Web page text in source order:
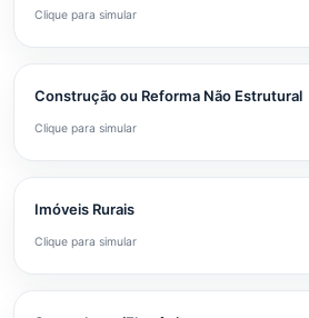
Clique para simular
Construção ou Reforma Não Estrutural
Clique para simular
Imóveis Rurais
Clique para simular